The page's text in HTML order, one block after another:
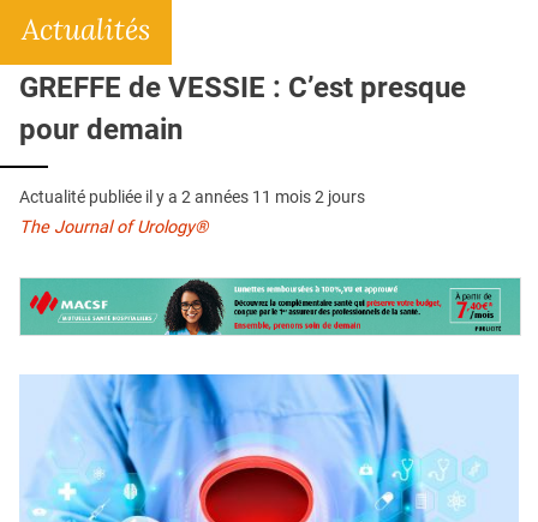
L'APP
QUI SOMMES-NOUS ?
PUBLICITÉ
CONDITIONS GÉNÉRALES
CONTACT
Actualités
GREFFE de VESSIE : C’est presque
pour demain
Actualité publiée il y a 2 années 11 mois 2 jours
The Journal of Urology®